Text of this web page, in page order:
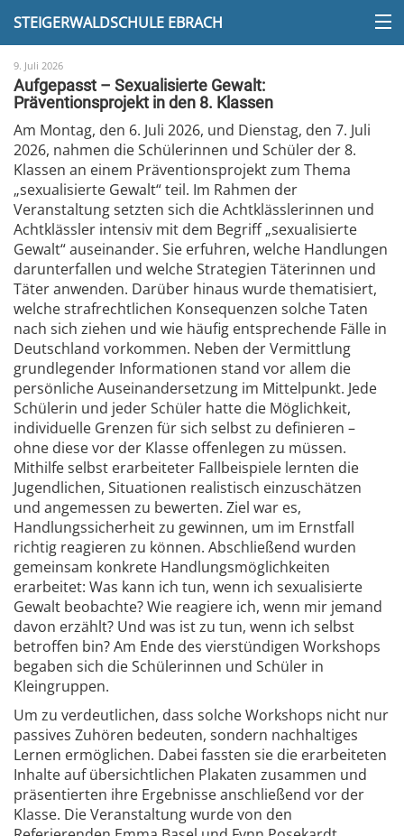
STEIGERWALDSCHULE EBRACH
9. Juli 2026
Aufgepasst – Sexualisierte Gewalt:
Präventionsprojekt in den 8. Klassen
Am Montag, den 6. Juli 2026, und Dienstag, den 7. Juli
2026, nahmen die Schülerinnen und Schüler der 8.
Klassen an einem Präventionsprojekt zum Thema
„sexualisierte Gewalt“ teil. Im Rahmen der
Veranstaltung setzten sich die Achtklässlerinnen und
Achtklässler intensiv mit dem Begriff „sexualisierte
Gewalt“ auseinander. Sie erfuhren, welche Handlungen
darunterfallen und welche Strategien Täterinnen und
Täter anwenden. Darüber hinaus wurde thematisiert,
welche strafrechtlichen Konsequenzen solche Taten
nach sich ziehen und wie häufig entsprechende Fälle in
Deutschland vorkommen. Neben der Vermittlung
grundlegender Informationen stand vor allem die
persönliche Auseinandersetzung im Mittelpunkt. Jede
Schülerin und jeder Schüler hatte die Möglichkeit,
individuelle Grenzen für sich selbst zu definieren –
ohne diese vor der Klasse offenlegen zu müssen.
Mithilfe selbst erarbeiteter Fallbeispiele lernten die
Jugendlichen, Situationen realistisch einzuschätzen
und angemessen zu bewerten. Ziel war es,
Handlungssicherheit zu gewinnen, um im Ernstfall
richtig reagieren zu können. Abschließend wurden
gemeinsam konkrete Handlungsmöglichkeiten
erarbeitet: Was kann ich tun, wenn ich sexualisierte
Gewalt beobachte? Wie reagiere ich, wenn mir jemand
davon erzählt? Und was ist zu tun, wenn ich selbst
betroffen bin? Am Ende des vierstündigen Workshops
begaben sich die Schülerinnen und Schüler in
Kleingruppen.
Um zu verdeutlichen, dass solche Workshops nicht nur
passives Zuhören bedeuten, sondern nachhaltiges
Lernen ermöglichen. Dabei fassten sie die erarbeiteten
Inhalte auf übersichtlichen Plakaten zusammen und
präsentierten ihre Ergebnisse anschließend vor der
Klasse. Die Veranstaltung wurde von den